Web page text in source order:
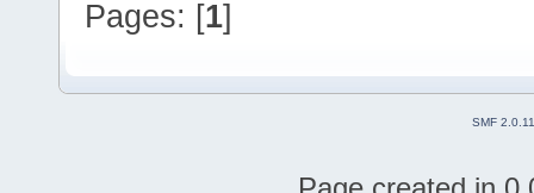
Pages: [1]
SMF 2.0.11